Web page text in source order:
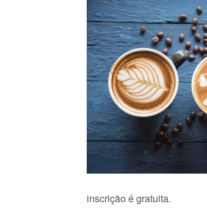
inscrição é gratuita.